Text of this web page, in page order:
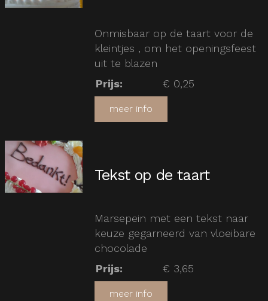
Onmisbaar op de taart voor de
kleintjes , om het openingsfeest
uit te blazen
Prijs: € 0,25
meer info
Tekst op de taart
Marsepein met een tekst naar
keuze gegarneerd van vloeibare
chocolade
Prijs: € 3,65
meer info